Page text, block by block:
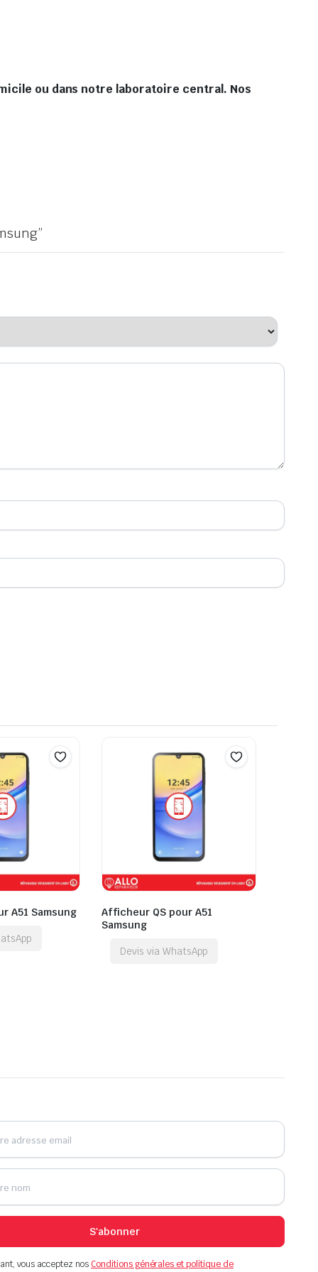
ou dans notre laboratoire central. Nos
A51 Samsung
Afficheur QS pour A51
Samsung
Devis via WhatsApp
S'abonner
vous acceptez nosConditions générales et politique de